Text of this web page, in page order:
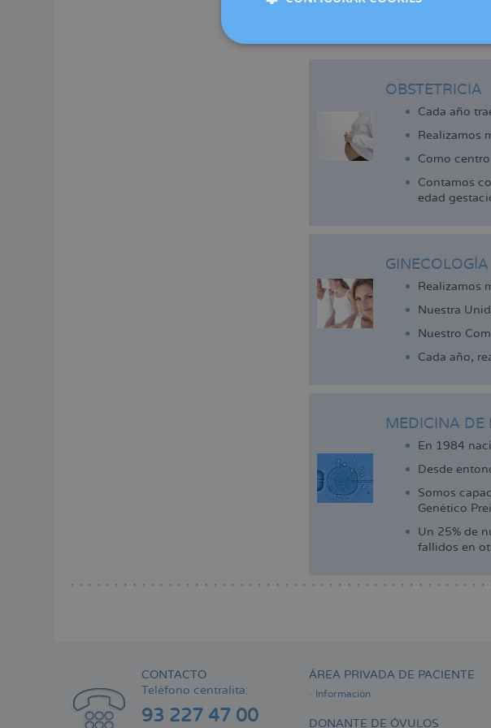
Cugat, Sabadell, Manresa,
medicina de la reproducción
OBSTETRICIA
Cada año
Realizamos
Como
Contamos
edad
GINECOLOGÍA
Realizamos
Nuestra
Nuestro
Cada año,
MEDICINA DE
En 1984
Desde
Somos
Genético
Un 25% de
fallidos en
CONTACTO
Teléfono centralita:
93 227 47 00
ÁREA PRIVADA DE PACIENTE
Información
DONANTE DE ÓVULOS